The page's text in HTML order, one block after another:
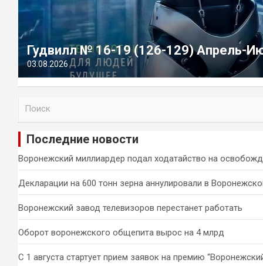
Гудвилл № 16-19 (126-129) Апрель-
03.08.2026
и
Последние новости
Воронежский миллиардер подал ходатайство на
Декларации на 600 тонн зерна аннулировали в
Воронежский завод телевизоров перестанет работать
Оборот воронежского общепита вырос на 4 млрд
С 1 августа стартует прием заявок на премию